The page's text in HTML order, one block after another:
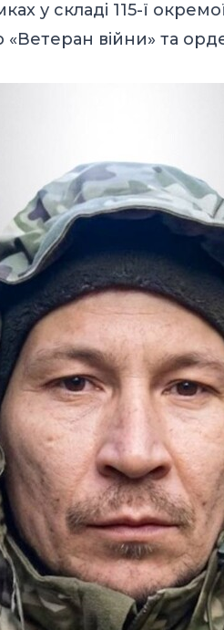
у складі 115-ї
війни» та